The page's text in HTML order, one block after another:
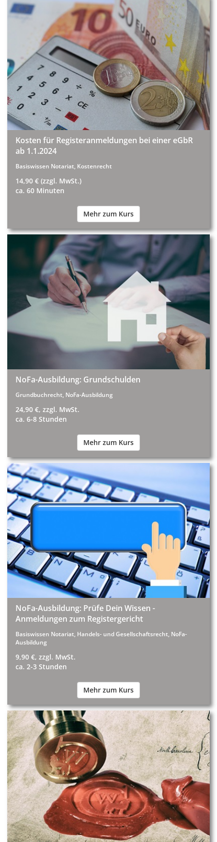
Kosten für Registeranmeldungen bei einer eGbR
ab 1.1.2024
Basiswissen Notariat, Kostenrecht
14,90 € (zzgl. MwSt.)
ca. 60 Minuten
Mehr zum Kurs
NoFa-Ausbildung: Grundschulden
Grundbuchrecht, NoFa-Ausbildung
24,90 €, zzgl. MwSt.
ca. 6-8 Stunden
Mehr zum Kurs
NoFa-Ausbildung: Prüfe Dein Wissen -
Anmeldungen zum Registergericht
Basiswissen Notariat, Handels- und Gesellschaftsrecht, NoFa-
Ausbildung
9,90 €, zzgl. MwSt.
ca. 2-3 Stunden
Mehr zum Kurs